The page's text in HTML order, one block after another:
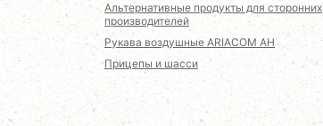
Альтернативные продукты для сторонних
производителей
Рукава воздушные ARIACOM AH
Прицепы и шасси